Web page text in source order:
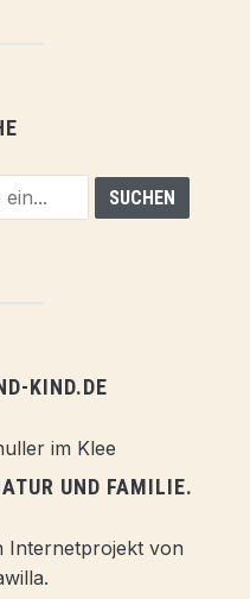
KIND.DE
UND FAMILIE.
Internetprojekt von